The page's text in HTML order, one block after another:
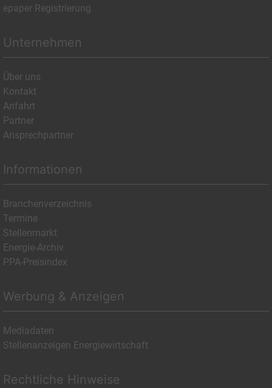
epaper Registrierung
Unternehmen
Über uns
Kontakt
Anfahrt
Partner
Ansprechpartner
Informationen
Branchenverzeichnis
Termine
Stellenmarkt
Energie-Archiv
PPA-Preisindex
Werbung & Anzeigen
Mediadaten
Stellenanzeigen Energiewirtschaft
Rechtliche Hinweise